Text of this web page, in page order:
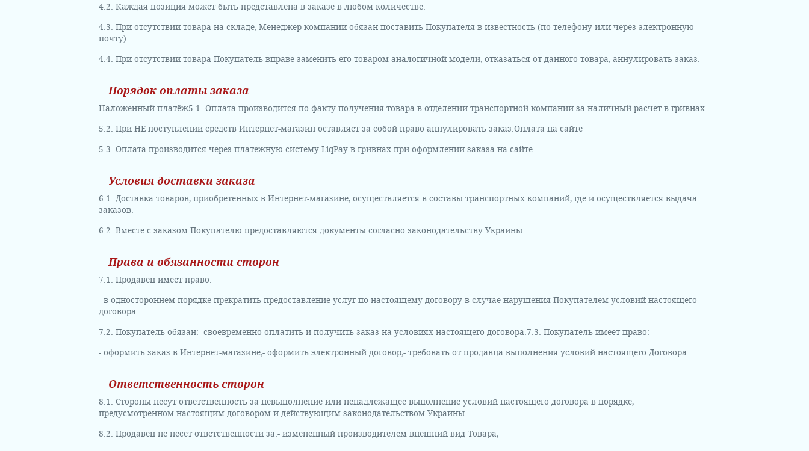
4.2. Каждая позиция может быть представлена ​​в заказе в любом количестве.
4.3. При отсутствии товара на складе, Менеджер компании обязан поставить Покупателя в известность (по телефону или через электронную
почту).
4.4. При отсутствии товара Покупатель вправе заменить его товаром аналогичной модели, отказаться от данного товара, аннулировать заказ.
Порядок оплаты заказа
Наложенный платёж5.1. Оплата производится по факту получения товара в отделении транспортной компании за наличный расчет в гривнах.
5.2. При НЕ поступлении средств Интернет-магазин оставляет за собой право аннулировать заказ.Оплата на сайте
5.3. Оплата производится через платежную систему LiqPay в гривнах при оформлении заказа на сайте
Условия доставки заказа
6.1. Доставка товаров, приобретенных в Интернет-магазине, осуществляется в составы транспортных компаний, где и осуществляется выдача
заказов.
6.2. Вместе с заказом Покупателю предоставляются документы согласно законодательству Украины.
Права и обязанности сторон
7.1. Продавец имеет право:
- в одностороннем порядке прекратить предоставление услуг по настоящему договору в случае нарушения Покупателем условий настоящего
договора.
7.2. Покупатель обязан:- своевременно оплатить и получить заказ на условиях настоящего договора.7.3. Покупатель имеет право:
- оформить заказ в Интернет-магазине;- оформить электронный договор;- требовать от продавца выполнения условий настоящего Договора.
Ответственность сторон
8.1. Стороны несут ответственность за невыполнение или ненадлежащее выполнение условий настоящего договора в порядке,
предусмотренном настоящим договором и действующим законодательством Украины.
8.2. Продавец не несет ответственности за:- измененный производителем внешний вид Товара;